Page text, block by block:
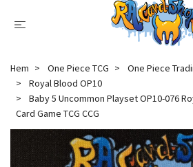
Hem One Piece TCG
One Piece
Royal Blood OP10
Baby 5 Uncommon Playset OP10-076
Card Game TCG CCG